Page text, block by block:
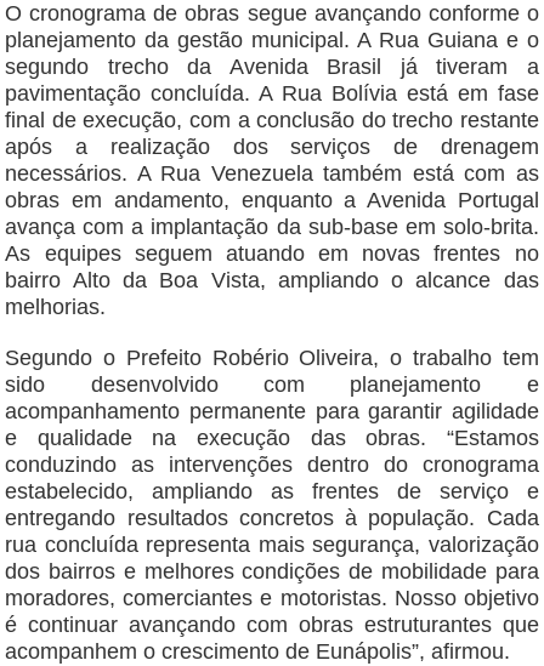
O cronograma de obras segue avançando conforme o
planejamento da gestão municipal. A Rua Guiana e o
segundo trecho da Avenida Brasil já tiveram a
pavimentação concluída. A Rua Bolívia está em fase
final de execução, com a conclusão do trecho restante
após a realização dos serviços de drenagem
necessários. A Rua Venezuela também está com as
obras em andamento, enquanto a Avenida Portugal
avança com a implantação da sub-base em solo-brita.
As equipes seguem atuando em novas frentes no
bairro Alto da Boa Vista, ampliando o alcance das
melhorias.
Segundo o Prefeito Robério Oliveira, o trabalho tem
sido desenvolvido com planejamento e
acompanhamento permanente para garantir agilidade
e qualidade na execução das obras. “Estamos
conduzindo as intervenções dentro do cronograma
estabelecido, ampliando as frentes de serviço e
entregando resultados concretos à população. Cada
rua concluída representa mais segurança, valorização
dos bairros e melhores condições de mobilidade para
moradores, comerciantes e motoristas. Nosso objetivo
é continuar avançando com obras estruturantes que
acompanhem o crescimento de Eunápolis”, afirmou.